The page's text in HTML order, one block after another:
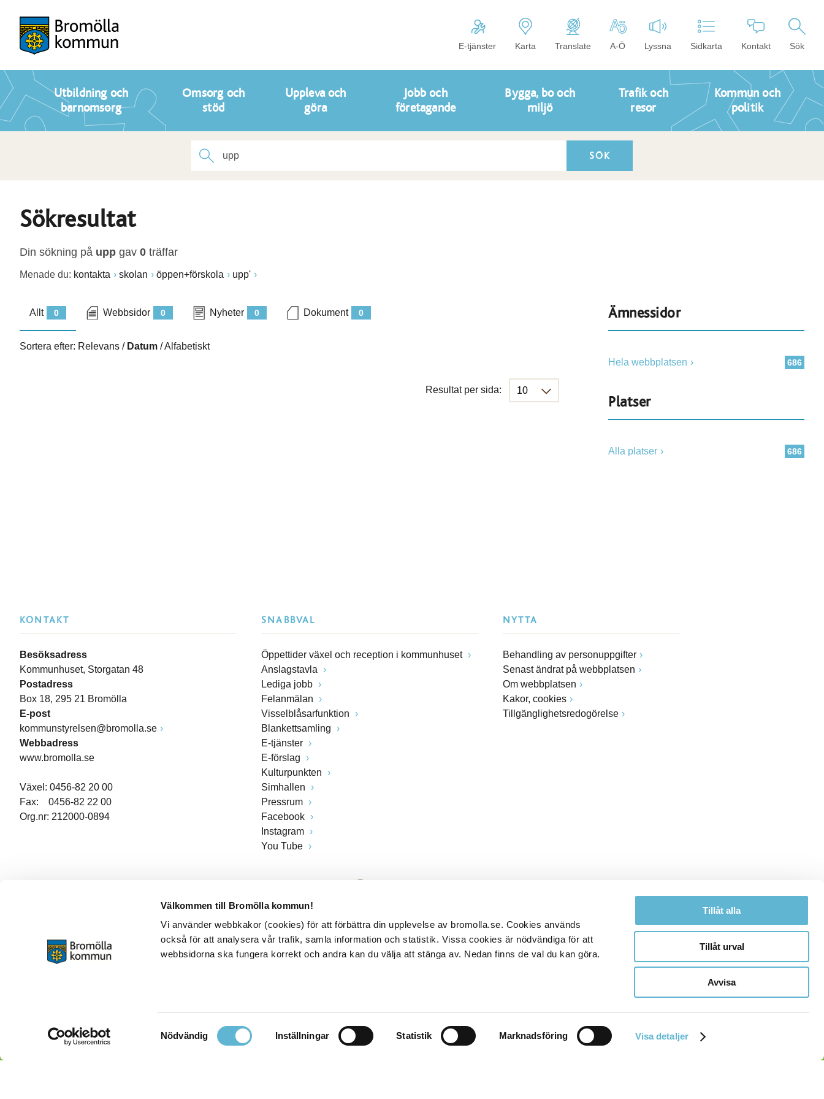
Välkommen till Bromölla kommun!
Vi använder webbkakor (cookies) för att förbättra din upplevelse av bromolla.se. Cookies används
också för att analysera vår trafik, samla information och statistik. Vissa cookies är nödvändiga för att
webbsidorna ska fungera korrekt och andra kan du välja att stänga av. Nedan finns de val du kan göra.
Samtyckesval
Nödvändig Inställningar Statistik Marknadsföring Visa detaljer
Tillåt alla
Tillåt urval
Avvisa
E-tjänster Karta Translate A-Ö Lyssna Sidkarta Kontakt Sök
Utbildning och
barnomsorg
Omsorg och
stöd
Uppleva och
göra
Jobb och
företagande
Bygga, bo och
miljö
Trafik och
resor
Kommun och
politik
Sökresultat
Din sökning på upp gav 0 träffar
Menade du: kontakta skolan öppen+förskola upp'
0
Allt 0
Webbsidor 0
Nyheter 0
Dokument
Sortera efter: Relevans / Datum /Alfabetiskt
Resultat per sida:
Ämnessidor
686
Hela webbplatsen
Platser
686
Alla platser
KONTAKT
Besöksadress
Kommunhuset, Storgatan 48
Postadress
Box 18, 295 21 Bromölla
E-post
kommunstyrelsen@bromolla.se
Webbadress
www.bromolla.se
Växel: 0456-82 20 00
Fax: 0456-82 22 00
Org.nr: 212000-0894
SNABBVAL
Öppettider växel och reception i kommunhuset
Anslagstavla
Lediga jobb
Felanmälan
Visselblåsarfunktion
Blankettsamling
E-tjänster
E-förslag
Kulturpunkten
Simhallen
Pressrum
Facebook
Instagram
You Tube
NYTTA
Behandling av personuppgifter
Senast ändrat på webbplatsen
Om webbplatsen
Kakor, cookies
Tillgänglighetsredogörelse